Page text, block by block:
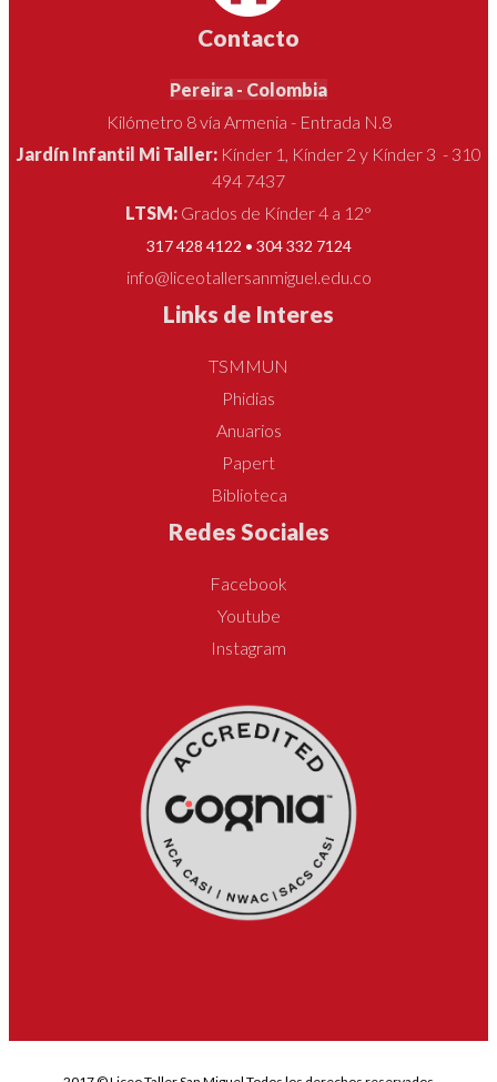
Contacto
Pereira - Colombia
Kilómetro 8 vía Armenia - Entrada N.8
Jardín Infantil Mi Taller: Kínder 1, Kínder 2 y Kínder 3 - 310
494 7437
LTSM: Grados de Kínder 4 a 12°
317 428 4122 • 304 332 7124
info@liceotallersanmiguel.edu.co
Links de Interes
TSMMUN
Phidias
Anuarios
Papert
Biblioteca
Redes Sociales
Facebook
Youtube
Instagram